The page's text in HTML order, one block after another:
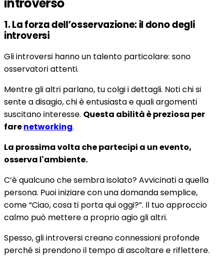
1. La forza dell’osservazione: il dono degli
introversi
Gli introversi hanno un talento particolare: sono
osservatori attenti.
Mentre gli altri parlano, tu colgi i dettagli. Noti chi si
sente a disagio, chi è entusiasta e quali argomenti
suscitano interesse. Questa abilità è preziosa per
farenetworking.
La prossima volta che partecipi a un evento,
osserva l'ambiente.
C’è qualcuno che sembra isolato? Avvicinati a quella
persona. Puoi iniziare con una domanda semplice,
come “Ciao, cosa ti porta qui oggi?”. Il tuo approccio
calmo può mettere a proprio agio gli altri.
Spesso, gli introversi creano connessioni profonde
perché si prendono il tempo di ascoltare e riflettere.